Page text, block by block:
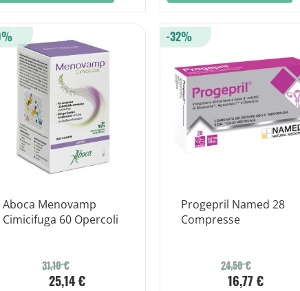
Aboca Menovamp
Cimicifuga 60 Opercoli
31,10 €
25,14 €
Progepril Named 28
Compresse
24,50 €
16,77 €
-32%